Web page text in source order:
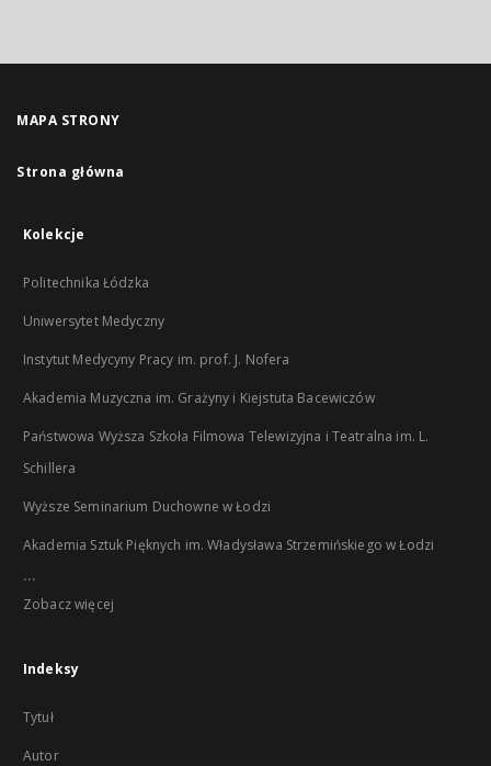
MAPA STRONY
Strona główna
Kolekcje
Politechnika Łódzka
Uniwersytet Medyczny
Instytut Medycyny Pracy im. prof. J. Nofera
Akademia Muzyczna im. Grażyny i Kiejstuta Bacewiczów
Państwowa Wyższa Szkoła Filmowa Telewizyjna i Teatralna im. L.
Schillera
Wyższe Seminarium Duchowne w Łodzi
Akademia Sztuk Pięknych im. Władysława Strzemińskiego w Łodzi
...
Zobacz więcej
Indeksy
Tytuł
Autor